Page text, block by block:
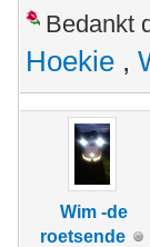
Bedankt
Hoekie ,
Wim -de
roetsende